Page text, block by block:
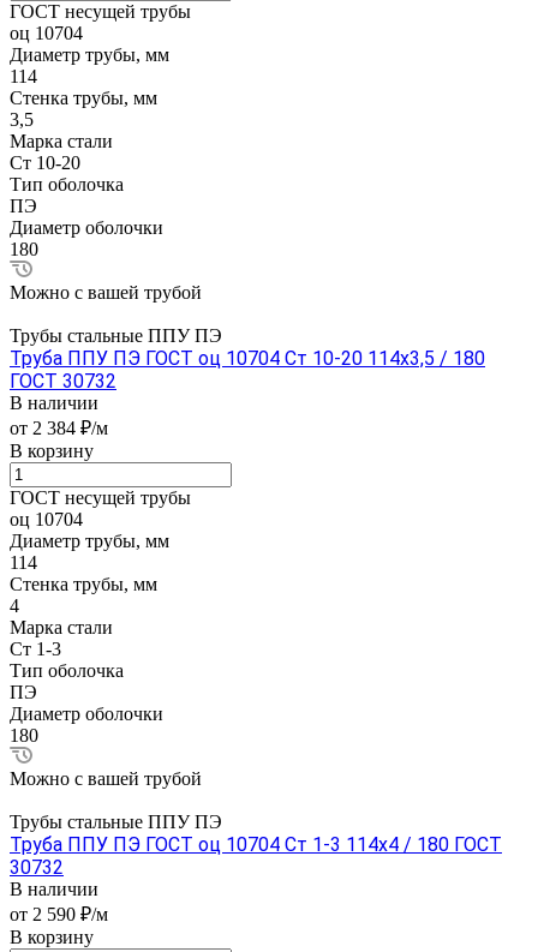
ГОСТ несущей трубы
оц 10704
Диаметр трубы, мм
114
Стенка трубы, мм
3,5
Марка стали
Ст 10-20
Тип оболочка
ПЭ
Диаметр оболочки
180
Можно с вашей трубой
Трубы стальные ППУ ПЭ
Труба ППУ ПЭ ГОСТ оц 10704 Ст 10-20 114x3,5 / 180
ГОСТ 30732
В наличии
от 2 384 ₽/м
В корзину
ГОСТ несущей трубы
оц 10704
Диаметр трубы, мм
114
Стенка трубы, мм
4
Марка стали
Ст 1-3
Тип оболочка
ПЭ
Диаметр оболочки
180
Можно с вашей трубой
Трубы стальные ППУ ПЭ
Труба ППУ ПЭ ГОСТ оц 10704 Ст 1-3 114x4 / 180 ГОСТ
30732
В наличии
от 2 590 ₽/м
В корзину